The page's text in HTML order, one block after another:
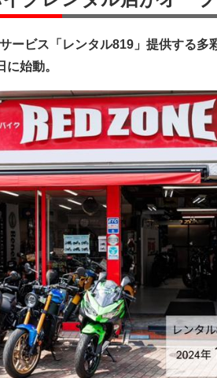
ービス「レンタル819」提供する多
始動。